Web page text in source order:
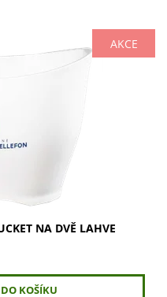
AKCE
BELLEFON na 2 lahve
Ideální pro oslavy díky
a...
NA DVĚ LAHVE